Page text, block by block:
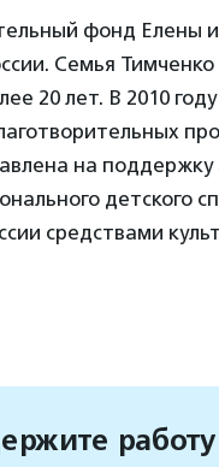
фонд Елены
Семья
20 лет. В 2010
на поддержку
детского
средствами